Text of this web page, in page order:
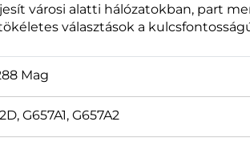
városi alatti hálózatokban, part
választások a
Mag
G657A1, G657A2